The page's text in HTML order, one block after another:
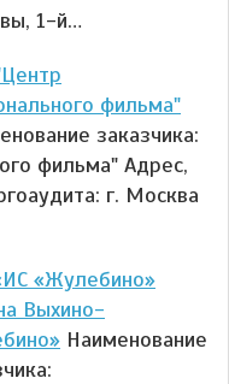
1-й…
фильма"
заказчика:
фильма" Адрес,
г. Москва
«Жулебино»
Выхино-
Наименование